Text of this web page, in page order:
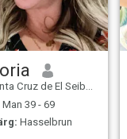
de El Seibo, El Seíbo, Dominikanska Rep.
Man 39 - 69
Hasselbrun